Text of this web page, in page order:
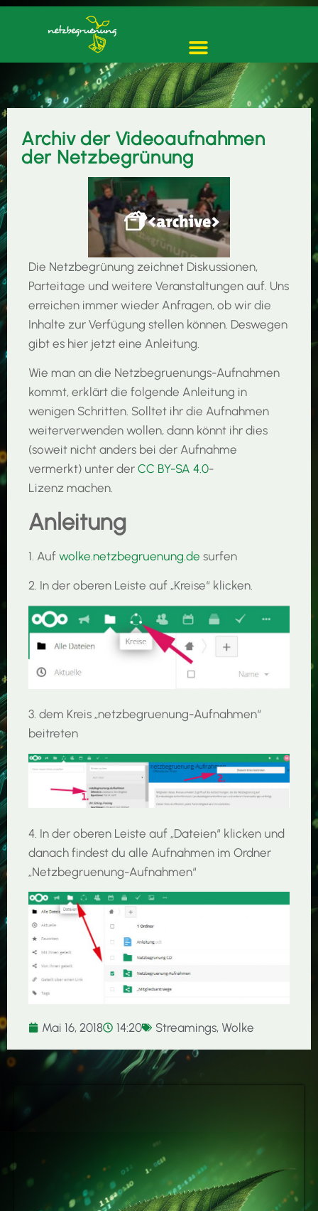
Archiv der Videoaufnahmen
der Netzbegrünung
Die Netzbegrünung zeichnet Diskussionen,
Parteitage und weitere Veranstaltungen auf. Uns
erreichen immer wieder Anfragen, ob wir die
Inhalte zur Verfügung stellen können. Deswegen
gibt es hier jetzt eine Anleitung.
Wie man an die Netzbegruenungs-Aufnahmen
kommt, erklärt die folgende Anleitung in
wenigen Schritten. Solltet ihr die Aufnahmen
weiterverwenden wollen, dann könnt ihr dies
(soweit nicht anders bei der Aufnahme
vermerkt) unter der CC BY-SA 4.0-
Lizenz machen.
Anleitung
1. Auf wolke.netzbegruenung.de surfen
2. In der oberen Leiste auf „Kreise“ klicken.
3. dem Kreis „netzbegruenung-Aufnahmen“
beitreten
4. In der oberen Leiste auf „Dateien“ klicken und
danach findest du alle Aufnahmen im Ordner
„Netzbegruenung-Aufnahmen“
Mai 16, 2018 14:20 Streamings, Wolke